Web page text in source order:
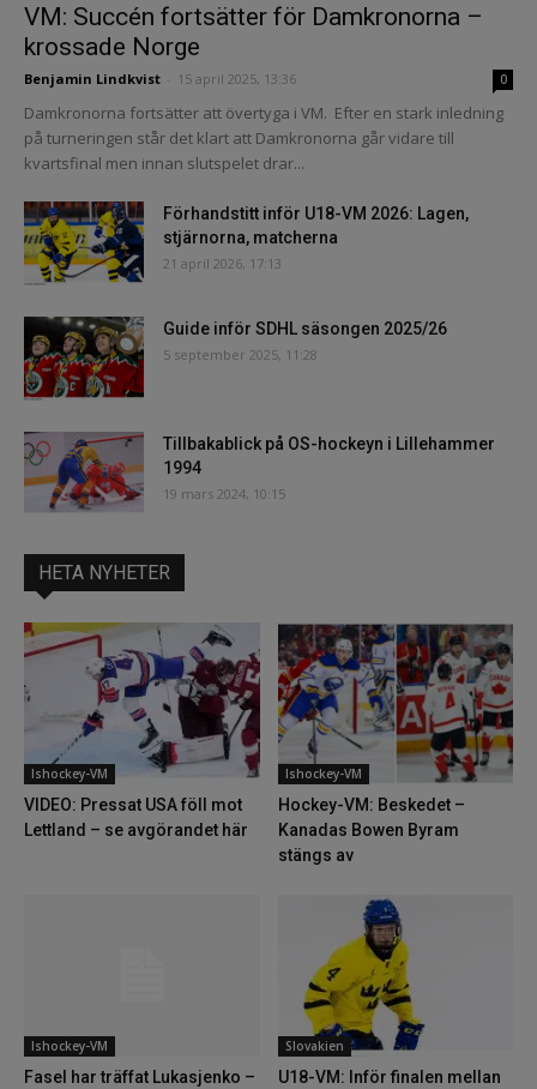
VM: Succén fortsätter för Damkronorna –
krossade Norge
Benjamin Lindkvist 15 april 2025, 13:36 0
Damkronorna fortsätter att övertyga i VM. Efter en stark inledning
på turneringen står det klart att Damkronorna går vidare till
kvartsfinal men innan slutspelet drar...
Förhandstitt inför U18-VM 2026: Lagen,
stjärnorna, matcherna
21 april 2026, 17:13
Guide inför SDHL säsongen 2025/26
5 september 2025, 11:28
Tillbakablick på OS-hockeyn i Lillehammer
1994
19 mars 2024, 10:15
HETA NYHETER
Ishockey-VM
VIDEO: Pressat USA föll mot
Lettland – se avgörandet här
Ishockey-VM
Hockey-VM: Beskedet –
Kanadas Bowen Byram
stängs av
Ishockey-VM
Fasel har träffat Lukasjenko –
Slovakien
U18-VM: Inför finalen mellan